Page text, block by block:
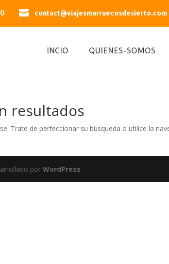
 contact@viajesmarruecosdesierto.com
INCIO QUIENES-SOMOS
resultados
Trate de perfeccionar su búsqueda o utilice la
porWordPress